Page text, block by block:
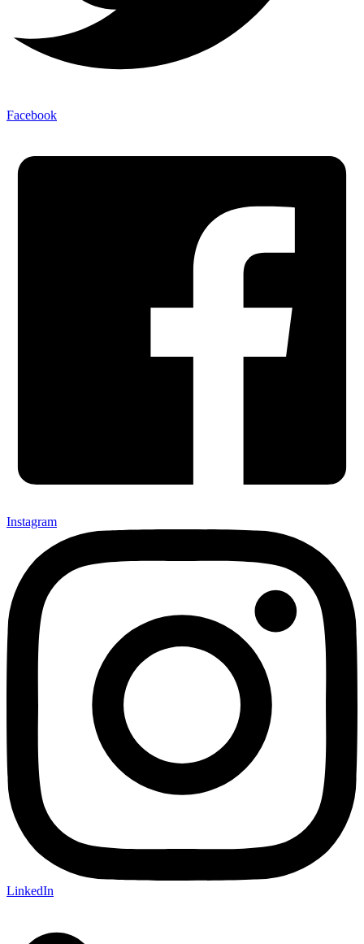
Facebook
Instagram
LinkedIn